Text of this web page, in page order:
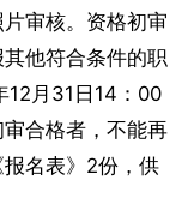
审核。资格初审
他符合条件的职
12月31日14：00
合格者，不能再
名表》2份，供